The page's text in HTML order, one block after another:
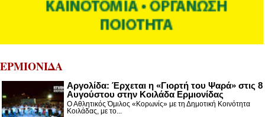
ΕΡΜΙΟΝΙΔΑ
Αργολίδα: Έρχεται η «Γιορτή του Ψαρά» στις 8
Αυγούστου στην Κοιλάδα Ερμιονίδας
Ο Αθλητικός Όμιλος «Κορωνίς» με τη Δημοτική Κοινότητα
Κοιλάδας, με το...